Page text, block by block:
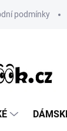
podmínky